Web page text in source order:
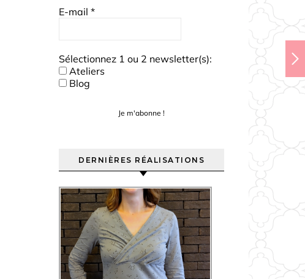
E-mail *
Sélectionnez 1 ou 2 newsletter(s):
Ateliers
Blog
DERNIÈRES RÉALISATIONS